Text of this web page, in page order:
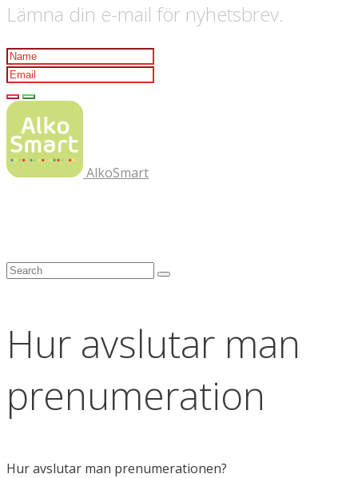
Lämna din e-mail för nyhetsbrev.
AlkoSmart
Hur avslutar man
prenumeration
Hur avslutar man prenumerationen?